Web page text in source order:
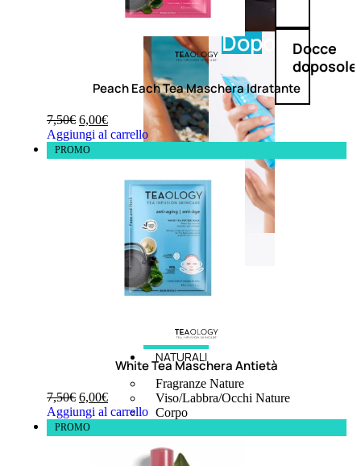
Doposole
Docce
doposole
NATURALI
Fragranze Nature
Viso/Labbra/Occhi Nature
Corpo
Trattamenti Viso
Peach Each Tea Maschera Idratante
7,50€ 6,00€
Aggiungi al carrello
PROMO
White Tea Maschera Antietà
7,50€ 6,00€
Aggiungi al carrello
PROMO